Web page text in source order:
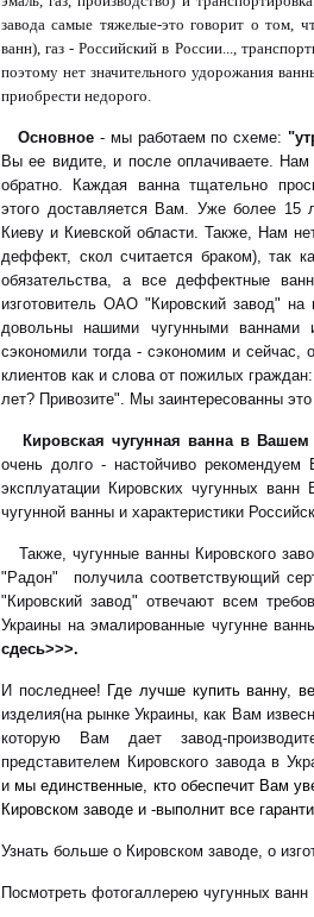
завода самые тяжелые-это говорит о том,
ванн), газ - Российский в России...,
поэтому нет значительного удорожания
приобрести недорого.
Основное - мы работаем по схеме:
Вы ее видите, и после оплачиваете.
обратно. Каждая ванна тщательно
этого доставляется Вам. Уже более 15
Киеву и Киевской области. Также, Нам
деффект, скол считается браком), так
обязательства, а все деффектные
изготовитель ОАО "Кировский завод" на
довольны нашими чугунными ваннами
сэкономили тогда - сэкономим и
клиентов как и слова от пожилых
лет? Привозите". Мы заинтересованны
Кировская чугунная ванна в
очень долго - настойчиво рекомендуем
эксплуатации Кировских чугунных
чугунной ванны и характеристики
Также, чугунные ванны Кировского
"Радон" получила соответствующий
"Кировский завод" отвечают всем
Украины на эмалированные чугунне
сдесь>>>.
И последнее! Где лучше купить ванну,
изделия(на рынке Украины, как Вам
которую Вам дает завод-
представителем Кировского завода в
имы единственные, кто обеспечит Вам
Кировском заводе и -выполнит все
Узнать больше о Кировском заводе, о
Посмотреть фотогаллерею чугунных